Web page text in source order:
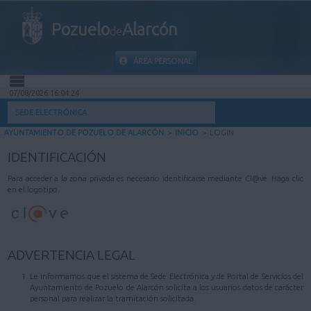
PozuelodeAlarcón
ÁREA PERSONAL
INICIO
MI CARPETA
INFORMACIÓN MUNICIPAL
AYUDA
07/08/2026 16:04:24
SEDE ELECTRÓNICA
AYUNTAMIENTO DE POZUELO DE ALARCÓN > INICIO > LOGIN
IDENTIFICACIÓN
Para acceder a la zona privada es necesario identificarse mediante Cl@ve. Haga clic
en el logotipo.
ADVERTENCIA LEGAL
Le informamos que el sistema de Sede Electrónica y de Portal de Servicios del
Ayuntamiento de Pozuelo de Alarcón solicita a los usuarios datos de carácter
personal para realizar la tramitación solicitada.